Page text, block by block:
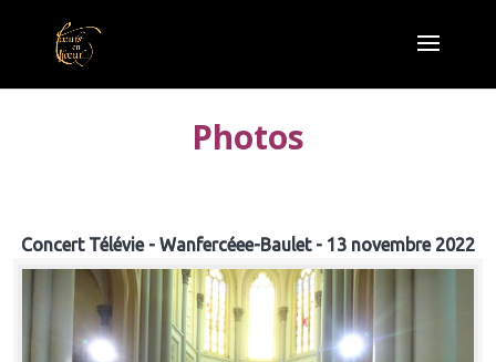
Photos
Concert Télévie - Wanfercéee-Baulet - 13 novembre 2022